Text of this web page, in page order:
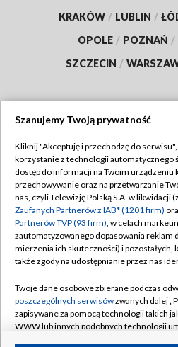
KRAKÓW / LUBLIN /
OPOLE / POZNAŃ /
SZCZECIN /
TVP
Abonament TVP
Emisja w TVP
Centrum informacji TVP
Naziemna Telewizja Cyfrowa
Rada Programowa
System NOS
Informacje o nadawcy
Polityka
Moje
Szanujemy Twoją prywatność
Kliknij "Akceptuję i przechodzę do serwisu",
korzystanie z technologii automatycznego
dostęp do informacji na Twoim urządzeniu
przechowywanie oraz na przetwarzanie
nas, czyli Telewizję Polską S.A. w likwidacji
Zaufanych Partnerów z IAB* (1201 firm)
Partnerów TVP (93 firm), w celach
zautomatyzowanego dopasowania reklam
mierzenia ich skuteczności) i pozostałych,
także zgody na udostępnianie przez nas
Twoje dane osobowe zbierane podczas
poszczególnych serwisówzwanych dalej
zapisywane za pomocą technologii takich
WWW lub innych podobnych technologii